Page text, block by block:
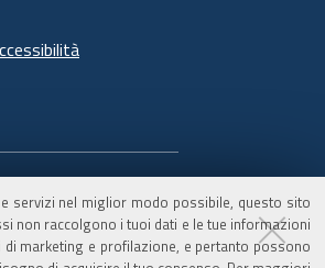
servizi nel miglior modo possibile, questo sito
non raccolgono i tuoi dati e le tue informazioni
marketing e profilazione, e pertanto possono